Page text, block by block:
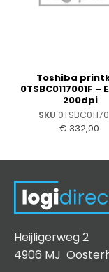
Toshiba
0TSBC0117001F –
200dpi
SKU
€ 332,00
Heijligerweg 2
4906 MJ